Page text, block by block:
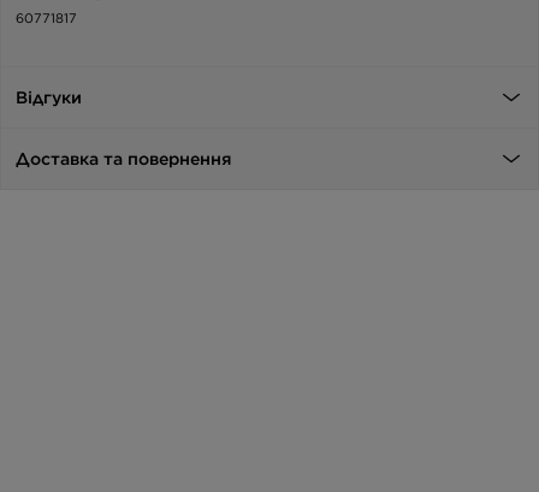
60771817
Відгуки
Доставка та повернення